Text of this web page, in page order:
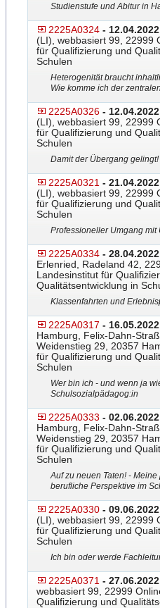
Studienstufe und Abitur in
2225A0324 - 12.04.2022
(LI), webbasiert 99, 22999
für Qualifizierung und
Schulen
Heterogenität braucht
Wie komme ich der
2225A0326 - 12.04.2022
(LI), webbasiert 99, 22999
für Qualifizierung und
Schulen
Damit der Übergang gelingt!
2225A0321 - 21.04.2022
(LI), webbasiert 99, 22999
für Qualifizierung und
Schulen
Professioneller Umgang mit
2225A0334 - 28.04.2022
Erlenried, Radeland 42,
Landesinstitut für
Qualitätsentwicklung in
Klassenfahrten und
2225A0317 - 16.05.2022
Hamburg, Felix-Dahn-
Weidenstieg 29, 20357
für Qualifizierung und
Schulen
Wer bin ich - und wenn ja
Schulsozialpädagog:in
2225A0333 - 02.06.2022
Hamburg, Felix-Dahn-
Weidenstieg 29, 20357
für Qualifizierung und
Schulen
Auf zu neuen Taten! -
berufliche Perspektive im
2225A0330 - 09.06.2022
(LI), webbasiert 99, 22999
für Qualifizierung und
Schulen
Ich bin oder werde
2225A0371 - 27.06.2022
webbasiert 99, 22999
Qualifizierung und